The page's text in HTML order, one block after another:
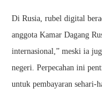
Di Rusia, rubel digital
anggota Kamar Dagang
internasional,” meski ia
negeri. Perpecahan ini
untuk pembayaran